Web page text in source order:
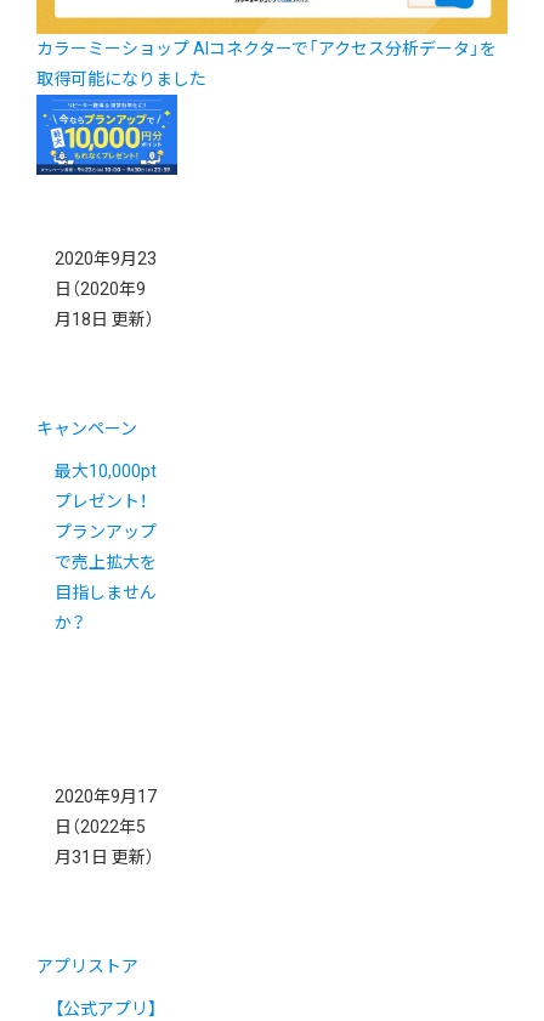
カラーミーショップ AIコネクターで「アクセス分析データ」を
取得可能になりました
2020年9月23
日 （2020年9
月18日 更新）
キャンペーン
最大10,000pt
プレゼント！
プランアップ
で売上拡大を
目指しません
か？
2020年9月17
日 （2022年5
月31日 更新）
アプリストア
【公式アプリ】